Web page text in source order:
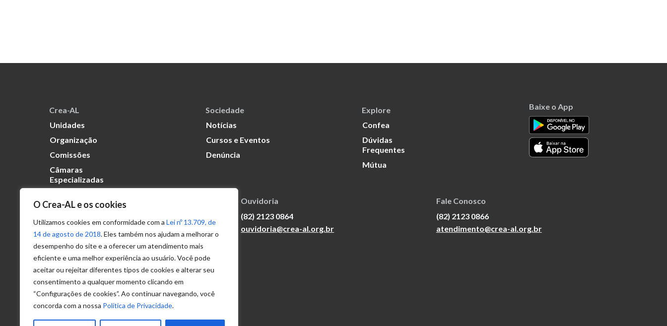
O Crea-AL e os cookies
Utilizamos cookies em conformidade com a Lei nº 13.709, de
14 de agosto de 2018. Eles também nos ajudam a melhorar o
desempenho do site e a oferecer um atendimento mais
eficiente e uma melhor experiência ao usuário. Você pode
aceitar ou rejeitar diferentes tipos de cookies e alterar seu
consentimento a qualquer momento clicando em
“Configurações de cookies”. Ao continuar navegando, você
concorda com a nossa Política de Privacidade.
Crea-AL
Unidades
Organização
Comissões
Câmaras
Especializadas
Sociedade
Notícias
Cursos e Eventos
Denúncia
Explore
Confea
Dúvidas
Frequentes
Mútua
Baixe o App
Transparência
Portal
Acesso à
Informação
Política de
Privacidade de
Dados
Ouvidoria
(82) 2123 0864
ouvidoria@crea-al.org.br
Fale Conosco
(82) 2123 0866
atendimento@crea-al.org.br